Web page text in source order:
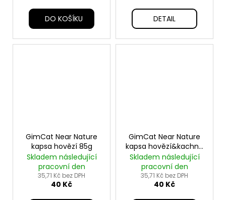
DO KOŠÍKU DETAIL
GimCat Near Nature
kapsa hovězí 85g
Skladem následující
pracovní den
35,71 Kč bez DPH
40 Kč
GimCat Near Nature
kapsa hovězí&kachna
85g
Skladem následující
pracovní den
35,71 Kč bez DPH
40 Kč